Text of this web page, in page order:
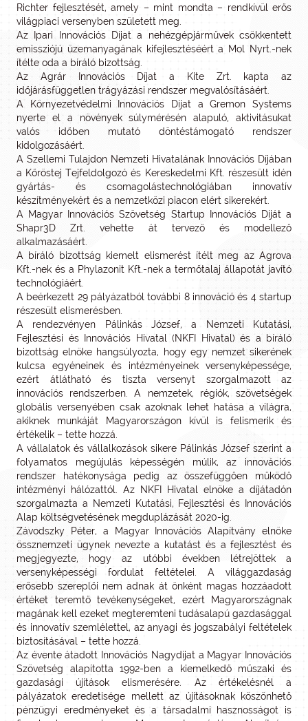
Richter fejlesztését, amely – mint mondta – rendkívül erős
világpiaci versenyben született meg.
Az Ipari Innovációs Díjat a nehézgépjárművek csökkentett
emissziójú üzemanyagának kifejlesztéséért a Mol Nyrt.-nek
ítélte oda a bíráló bizottság.
Az Agrár Innovációs Díjat a Kite Zrt. kapta az
időjárásfüggetlen trágyázási rendszer megvalósításáért.
A Környezetvédelmi Innovációs Díjat a Gremon Systems
nyerte el a növények súlymérésén alapuló, aktivitásukat
valós időben mutató döntéstámogató rendszer
kidolgozásáért.
A Szellemi Tulajdon Nemzeti Hivatalának Innovációs Díjában
a Kőröstej Tejfeldolgozó és Kereskedelmi Kft. részesült idén
gyártás- és csomagolástechnológiában innovatív
készítményekért és a nemzetközi piacon elért sikerekért.
A Magyar Innovációs Szövetség Startup Innovációs Díját a
Shapr3D Zrt. vehette át tervező és modellező
alkalmazásáért.
A bíráló bizottság kiemelt elismerést ítélt meg az Agrova
Kft.-nek és a Phylazonit Kft.-nek a termőtalaj állapotát javító
technológiáért.
A beérkezett 29 pályázatból további 8 innováció és 4 startup
részesült elismerésben.
A rendezvényen Pálinkás József, a Nemzeti Kutatási,
Fejlesztési és Innovációs Hivatal (NKFI Hivatal) és a bíráló
bizottság elnöke hangsúlyozta, hogy egy nemzet sikerének
kulcsa egyéneinek és intézményeinek versenyképessége,
ezért átlátható és tiszta versenyt szorgalmazott az
innovációs rendszerben. A nemzetek, régiók, szövetségek
globális versenyében csak azoknak lehet hatása a világra,
akiknek munkáját Magyarországon kívül is felismerik és
értékelik – tette hozzá.
A vállalatok és vállalkozások sikere Pálinkás József szerint a
folyamatos megújulás képességén múlik, az innovációs
rendszer hatékonysága pedig az összefüggően működő
intézményi hálózattól. Az NKFI Hivatal elnöke a díjátadón
szorgalmazta a Nemzeti Kutatási, Fejlesztési és Innovációs
Alap költségvetésének megduplázását 2020-ig.
Závodszky Péter, a Magyar Innovációs Alapítvány elnöke
össznemzeti ügynek nevezte a kutatást és a fejlesztést és
megjegyezte, hogy az utóbbi években létrejöttek a
versenyképességi fordulat feltételei. A világgazdaság
erősebb szereplői nem adnak át önként magas hozzáadott
értéket teremtő tevékenységeket, ezért Magyarországnak
magának kell ezeket megteremteni tudásalapú gazdasággal
és innovatív szemlélettel, az anyagi és jogszabályi feltételek
biztosításával – tette hozzá.
Az évente átadott Innovációs Nagydíjat a Magyar Innovációs
Szövetség alapította 1992-ben a kiemelkedő műszaki és
gazdasági újítások elismerésére. Az értékelésnél a
pályázatok eredetisége mellett az újításoknak köszönhető
pénzügyi eredményeket és a társadalmi hasznosságot is